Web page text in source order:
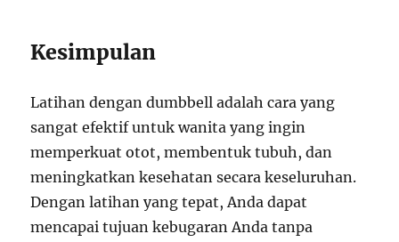
Kesimpulan
Latihan dengan dumbbell adalah cara yang
sangat efektif untuk wanita yang ingin
memperkuat otot, membentuk tubuh, dan
meningkatkan kesehatan secara keseluruhan.
Dengan latihan yang tepat, Anda dapat
mencapai tujuan kebugaran Anda tanpa